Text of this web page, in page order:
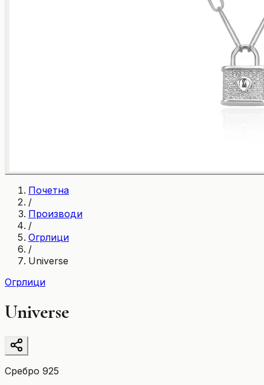
Почетна
/
Производи
/
Огрлици
/
Universe
Огрлици
Universe
Сребро 925